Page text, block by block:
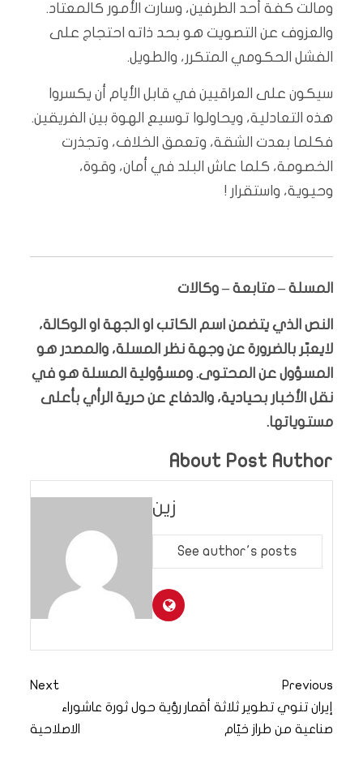
ومالت كفة أحد الطرفين، وسارت الأمور كالمعتاد.
والعزوف عن التصويت هو بحد ذاته احتجاج على
الفشل الحكومي المتكرر، والطويل.
سيكون على العراقيين في قابل الأيام أن يكسروا
هذه التعادلية، ويحاولوا توسيع الهوة بين الفريقين.
فكلما بعدت الشقة، وتعمق الخلاف، وتجذرت
الخصومة، كلما عاش البلد في أمان، وقوة،
وحيوية، واستقرار !
المسلة – متابعة – وكالات
النص الذي يتضمن اسم الكاتب او الجهة او الوكالة،
لايعبّر بالضرورة عن وجهة نظر المسلة، والمصدر هو
المسؤول عن المحتوى. ومسؤولية المسلة هو في
نقل الأخبار بحيادية، والدفاع عن حرية الرأي بأعلى
مستوياتها.
About Post Author
زين
See author's posts
Previous
إيران تنوي تطوير ثلاثة أقمار
صناعية من طراز خيّام
Next
رؤية حول ثورة عاشوراء
الاصلاحية